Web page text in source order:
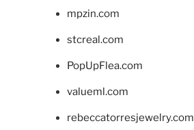
mpzin.com
stcreal.com
PopUpFlea.com
valueml.com
rebeccatorresjewelry.com